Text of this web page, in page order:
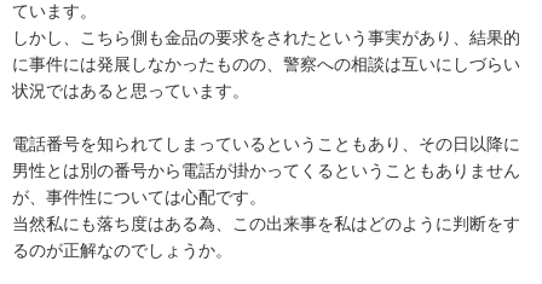
ています。
しかし、こちら側も金品の要求をされたという事実があり、結果的
に事件には発展しなかったものの、警察への相談は互いにしづらい
状況ではあると思っています。
電話番号を知られてしまっているということもあり、その日以降に
男性とは別の番号から電話が掛かってくるということもありません
が、事件性については心配です。
当然私にも落ち度はある為、この出来事を私はどのように判断をす
るのが正解なのでしょうか。